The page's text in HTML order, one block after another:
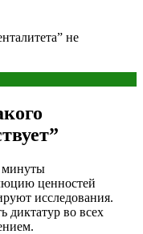
не
минуты
ценностей
исследования.
диктатур во всех